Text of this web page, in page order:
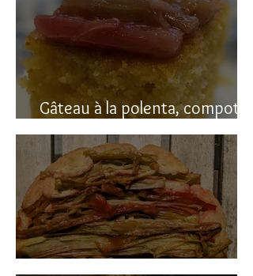
Gâteau à la polenta, compotée
de rhubarbe (sans gluten)
Gâteau renversé à la rhubarbe